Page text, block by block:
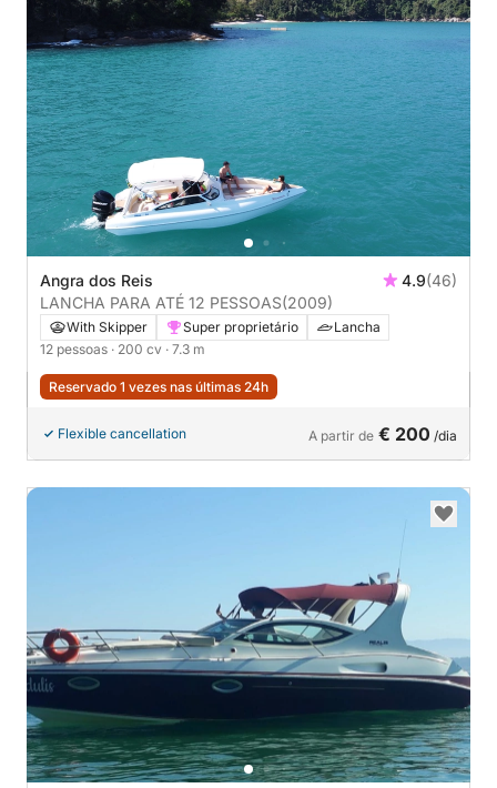
Angra dos Reis 4.9(46)
LANCHA PARA ATÉ 12 PESSOAS(2009)
With Skipper Super proprietário
Lancha
12 pessoas · 200 cv · 7.3 m
Reservado 1 vezes nas últimas 24h
Flexible cancellation A partir de € 200 /dia